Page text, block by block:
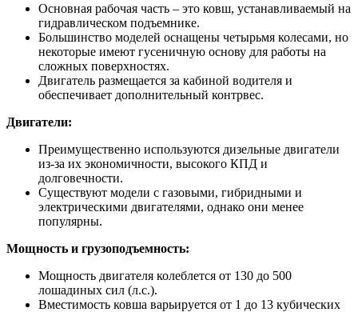
Основная рабочая часть – это ковш, устанавливаемый на
гидравлическом подъемнике.
Большинство моделей оснащены четырьмя колесами, но
некоторые имеют гусеничную основу для работы на
сложных поверхностях.
Двигатель размещается за кабиной водителя и
обеспечивает дополнительный контрвес.
Двигатели:
Преимущественно используются дизельные двигатели
из-за их экономичности, высокого КПД и
долговечности.
Существуют модели с газовыми, гибридными и
электрическими двигателями, однако они менее
популярны.
Мощность и грузоподъемность:
Мощность двигателя колеблется от 130 до 500
лошадиных сил (л.с.).
Вместимость ковша варьируется от 1 до 13 кубических